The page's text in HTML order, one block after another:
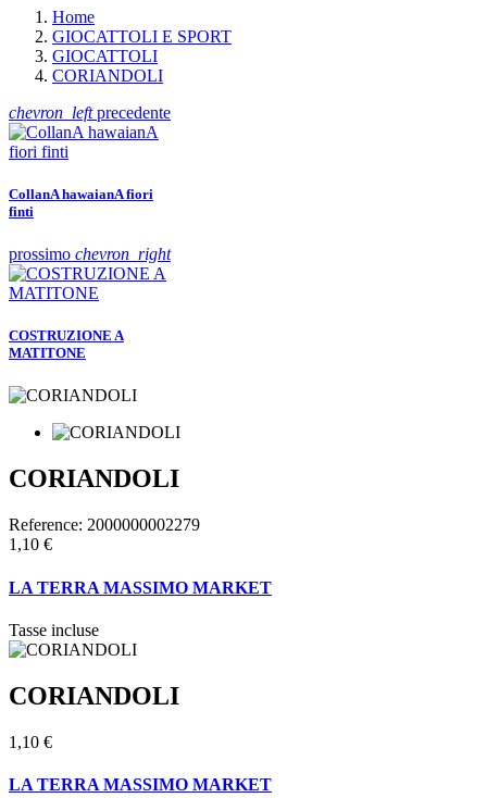
Home
GIOCATTOLI E SPORT
GIOCATTOLI
CORIANDOLI
chevron_leftprecedente
CollanA hawaianA fiori
finti
prossimo chevron_right
COSTRUZIONE A
MATITONE
CORIANDOLI
Reference: 2000000002279
1,10 €
LA TERRA MASSIMO MARKET
Tasse incluse
CORIANDOLI
1,10 €
LA TERRA MASSIMO MARKET